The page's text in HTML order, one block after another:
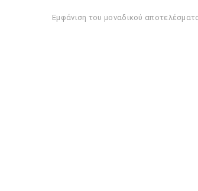
Εμφάνιση του μοναδικού